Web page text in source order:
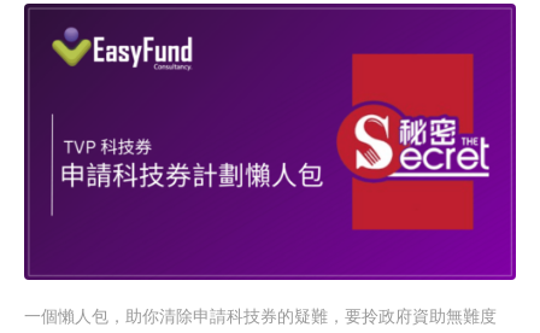
一個懶人包，助你清除申請科技券的疑難，要拎政府資助無難度